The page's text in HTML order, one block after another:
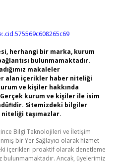
herhangi bir marka, kurum
bulunmamaktadır.
makaleler
alan içerikler haber niteliği
ve kişiler hakkında
kurum ve kişiler ile isim
Sitemizdeki bilgiler
taşımazlar.
Bilgi Teknolojileri ve İletişim
bir Yer Sağlayıcı olarak hizmet
içerikleri proaktif olarak denetleme
bulunmamaktadır. Ancak, üyelerimiz